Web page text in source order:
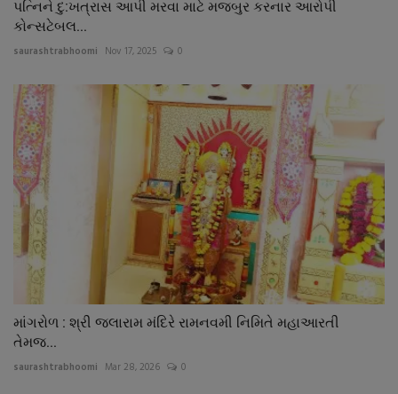
પત્નિને દુ:ખત્રાસ આપી મરવા માટે મજબુર કરનાર આરોપી
કોન્સટેબલ...
saurashtrabhoomi Nov 17, 2025 0
માંગરોળ : શ્રી જલારામ મંદિરે રામનવમી નિમિતે મહાઆરતી
તેમજ...
saurashtrabhoomi Mar 28, 2026 0